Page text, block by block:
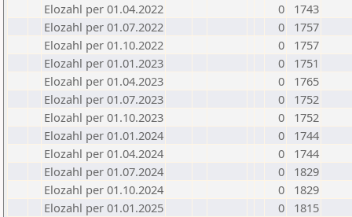
Elozahl per 01.04.2022
0
1743
Elozahl per 01.07.2022
0
1757
Elozahl per 01.10.2022
0
1757
Elozahl per 01.01.2023
0
1751
Elozahl per 01.04.2023
0
1765
Elozahl per 01.07.2023
0
1752
Elozahl per 01.10.2023
0
1752
Elozahl per 01.01.2024
0
1744
Elozahl per 01.04.2024
0
1744
Elozahl per 01.07.2024
0
1829
Elozahl per 01.10.2024
0
1829
Elozahl per 01.01.2025
0
1815